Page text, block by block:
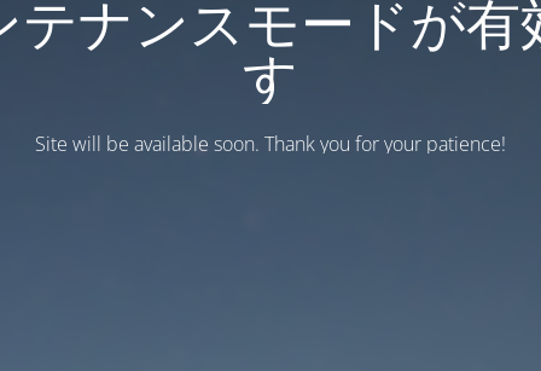
テナンスモードが有
す
Site will be available soon. Thank you for your patience!